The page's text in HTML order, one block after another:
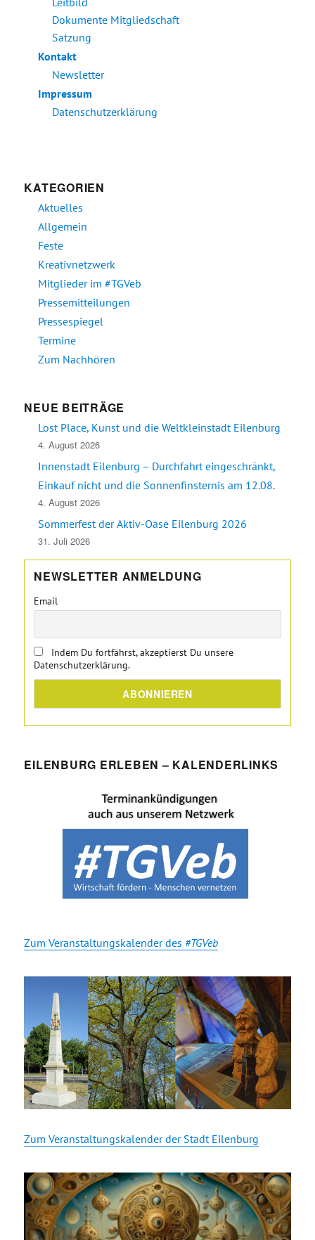
Dokumente Mitgliedschaft
Satzung
Kontakt
Newsletter
Impressum
Datenschutzerklärung
KATEGORIEN
Aktuelles
Allgemein
Feste
Kreativnetzwerk
Mitglieder im #TGVeb
Pressemitteilungen
Pressespiegel
Termine
Zum Nachhören
NEUE BEITRÄGE
Lost Place, Kunst und die Weltkleinstadt Eilenburg
4. August 2026
Innenstadt Eilenburg – Durchfahrt eingeschränkt,
Einkauf nicht und die Sonnenfinsternis am 12.08.
4. August 2026
Sommerfest der Aktiv-Oase Eilenburg 2026
31. Juli 2026
NEWSLETTER ANMELDUNG
Email
Indem Du fortfährst, akzeptierst Du unsere
Datenschutzerklärung.
EILENBURG ERLEBEN – KALENDERLINKS
Zum Veranstaltungskalender des #TGVeb
Zum Veranstaltungskalender der Stadt Eilenburg